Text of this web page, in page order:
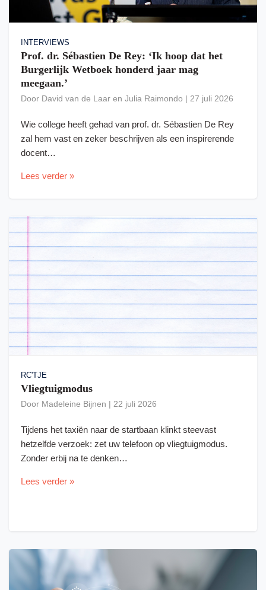
INTERVIEWS
Prof. dr. Sébastien De Rey: ‘Ik hoop dat het
Burgerlijk Wetboek honderd jaar mag
meegaan.’
Door David van de Laar en Julia Raimondo | 27 juli 2026
Wie college heeft gehad van prof. dr. Sébastien De Rey
zal hem vast en zeker beschrijven als een inspirerende
docent…
Lees verder »
RC'TJE
Vliegtuigmodus
Door Madeleine Bijnen | 22 juli 2026
Tijdens het taxiën naar de startbaan klinkt steevast
hetzelfde verzoek: zet uw telefoon op vliegtuigmodus.
Zonder erbij na te denken…
Lees verder »